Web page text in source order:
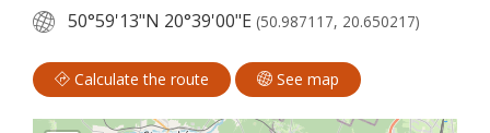
50°59'13"N 20°39'00"E (50.987117, 20.650217)
Calculate the route See map